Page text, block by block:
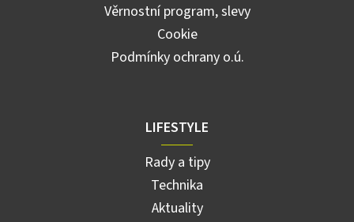
Věrnostní program, slevy
Cookie
Podmínky ochrany o.ú.
LIFESTYLE
Rady a tipy
Technika
Aktuality